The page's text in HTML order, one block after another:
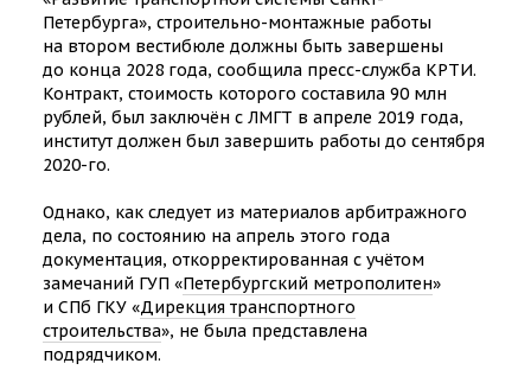
Петербурга», строительно-монтажные работы
на втором вестибюле должны быть завершены
до конца 2028 года, сообщила пресс-служба КРТИ.
Контракт, стоимость которого составила 90 млн
рублей, был заключён с ЛМГТ в апреле 2019 года,
институт должен был завершить работы до сентября
2020-го.
Однако, как следует из материалов арбитражного
дела, по состоянию на апрель этого года
документация, откорректированная с учётом
замечаний ГУП «Петербургский метрополитен»
и СПб ГКУ «Дирекция транспортного
строительства», не была представлена
подрядчиком.